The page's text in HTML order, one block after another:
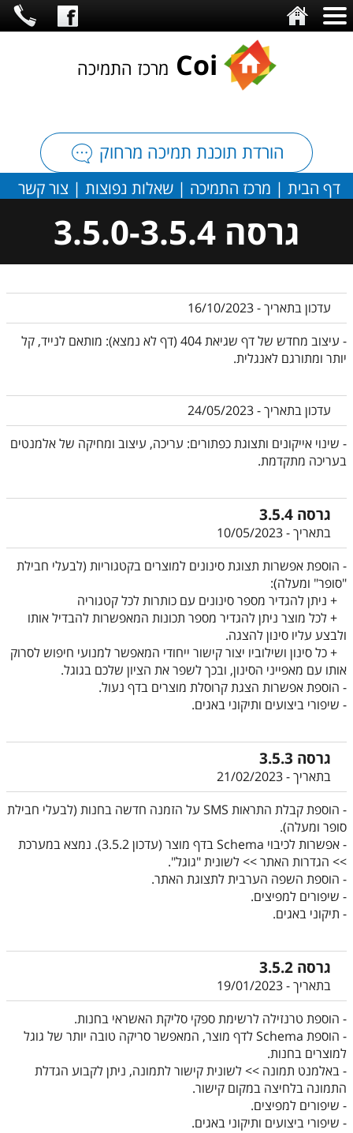
Coi מרכז התמיכה
הורדת תוכנת תמיכה מרחוק
דף הבית | מרכז התמיכה | שאלות נפוצות | צור קשר
גרסה 3.5.0-3.5.4
עדכון בתאריך - 16/10/2023
- עיצוב מחדש של דף שגיאת 404 (דף לא נמצא): מותאם לנייד, קל
יותר ומתורגם לאנגלית.
עדכון בתאריך - 24/05/2023
- שינוי אייקונים ותצוגת כפתורים: עריכה, עיצוב ומחיקה של אלמנטים
בעריכה מתקדמת.
גרסה 3.5.4
בתאריך - 10/05/2023
- הוספת אפשרות תצוגת סינונים למוצרים בקטגוריות (לבעלי חבילת
"סופר" ומעלה):
+ ניתן להגדיר מספר סינונים עם כותרות לכל קטגוריה
+ לכל מוצר ניתן להגדיר מספר תכונות המאפשרות להבדיל אותו
ולבצע עליו סינון להצגה.
+ כל סינון ושילוביו יצור קישור ייחודי המאפשר למנועי חיפוש לסרוק
אותו עם מאפייני הסינון, ובכך לשפר את הציון שלכם בגוגל.
- הוספת אפשרות הצגת קרוסלת מוצרים בדף נעול.
- שיפורי ביצועים ותיקוני באגים.
גרסה 3.5.3
בתאריך - 21/02/2023
- הוספת קבלת התראות SMS על הזמנה חדשה בחנות (לבעלי חבילת
סופר ומעלה).
- אפשרות לכיבוי Schema בדף מוצר (עדכון 3.5.2). נמצא במערכת
>> הגדרות האתר >> לשונית "גוגל".
- הוספת השפה הערבית לתצוגת האתר.
- שיפורים למפיצים.
- תיקוני באגים.
גרסה 3.5.2
בתאריך - 19/01/2023
- הוספת טרנזילה לרשימת ספקי סליקת האשראי בחנות.
- הוספת Schema לדף מוצר, המאפשר סריקה טובה יותר של גוגל
למוצרים בחנות.
- באלמנט תמונה >> לשונית קישור לתמונה, ניתן לקבוע הגדלת
התמונה בלחיצה במקום קישור.
- שיפורים למפיצים.
- שיפורי ביצועים ותיקוני באגים.